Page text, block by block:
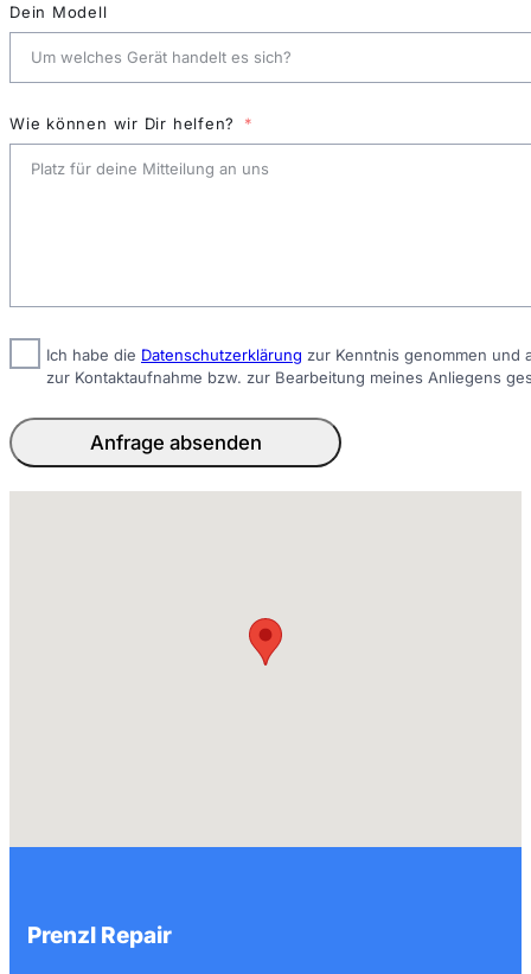
Dein Modell
Wie können wir Dir helfen?
Ich habe die Datenschutzerklärung zur Kenntnis genommen und
zur Kontaktaufnahme bzw. zur Bearbeitung meines Anliegens
Anfrage absenden
Prenzl Repair